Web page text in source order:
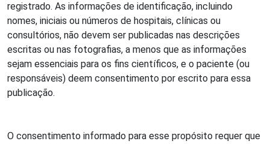
registrado. As informações de identificação, incluindo
nomes, iniciais ou números de hospitais, clínicas ou
consultórios, não devem ser publicadas nas descrições
escritas ou nas fotografias, a menos que as informações
sejam essenciais para os fins científicos, e o paciente (ou
responsáveis) deem consentimento por escrito para essa
publicação.
O consentimento informado para esse propósito requer que